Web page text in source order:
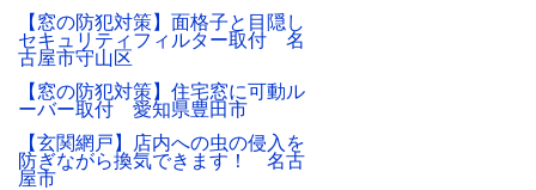
【窓の防犯対策】面格子と目隠し
セキュリティフィルター取付 名
古屋市守山区
【窓の防犯対策】住宅窓に可動ル
ーバー取付 愛知県豊田市
【玄関網戸】店内への虫の侵入を
防ぎながら換気できます！ 名古
屋市